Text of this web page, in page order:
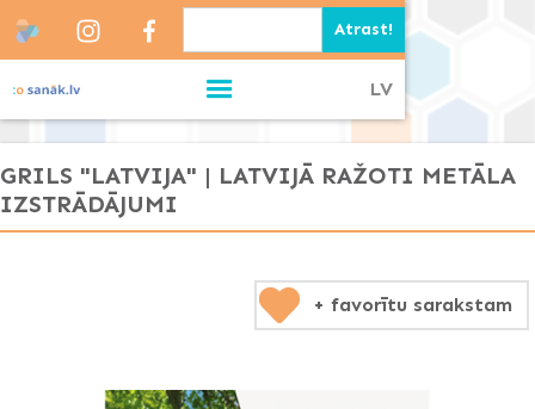
LV
GRILS "LATVIJA" | LATVIJĀ RAŽOTI METĀLA
IZSTRĀDĀJUMI
+ favorītu sarakstam